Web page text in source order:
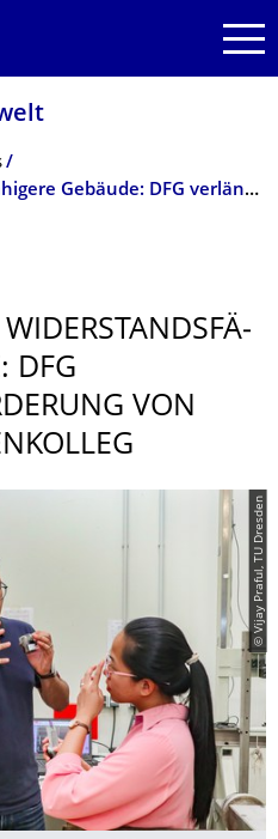
Forschung für widerstandsfähigere Gebäude: DFG verlängert Förderung von TUD-Graduiertenkolleg
DFG
VON
© Vijay Praful, TU Dresden